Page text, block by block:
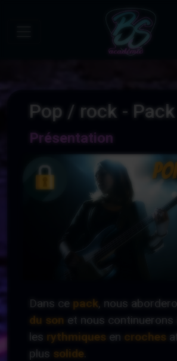
Pop / rock -
Présentation
Dans ce pack, nous
du son et nous continuerons
les rythmiques en croches
plus solide